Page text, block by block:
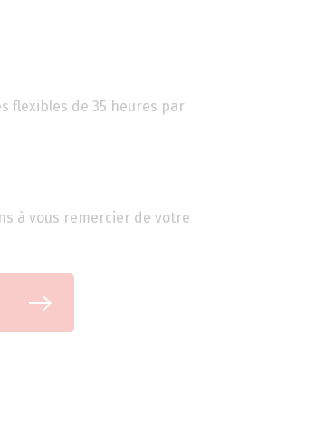
flexibles de 35 heures par
à vous remercier de votre